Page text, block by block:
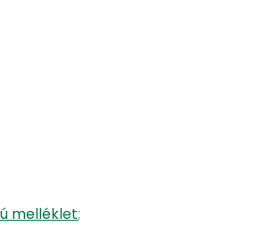
melléklet;